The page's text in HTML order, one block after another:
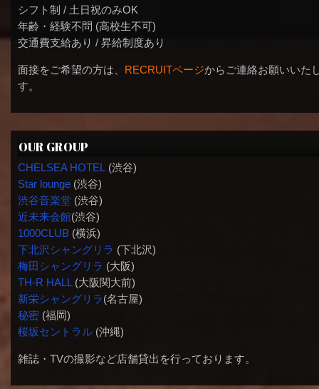
シフト制 / 土日祝のみOK
年齢・経験不問 (高校生不可)
交通費支給あり / 昇給制度あり
面接をご希望の方は、 RECRUITページからご連絡お願いいた
す。
OUR GROUP
CHELSEA HOTEL (渋谷)
Star lounge(渋谷)
渋谷音楽堂(渋谷)
近未来会館(渋谷)
1000CLUB(横浜)
下北沢シャングリラ (下北沢)
梅田シャングリラ (大阪)
TH-R HALL(大阪関大前)
新栄シャングリラ(名古屋)
秘密(福岡)
桜坂セントラル(沖縄)
雑誌・TVの撮影など店舗貸出を行っております。